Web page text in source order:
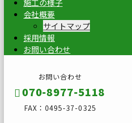
施工の様子
会社概要
サイトマップ
採用情報
お問い合わせ
お問い合わせ
070-8977-5118
FAX：0495-37-0325